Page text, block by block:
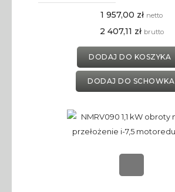
1 957,00 zł netto
2 407,11 zł brutto
DODAJ DO KOSZYKA
DODAJ DO SCHOWKA